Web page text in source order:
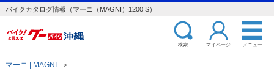
バイクカタログ情報（マーニ（MAGNI）1200 S）
検索 マイページ メニュー
マーニ | MAGNI ＞